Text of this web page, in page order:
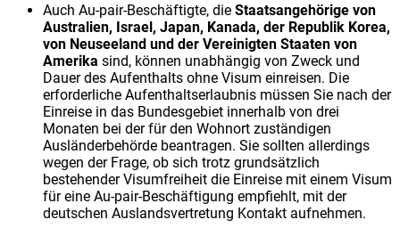
Auch Au-pair-Beschäftigte, die Staatsangehörige von
Australien, Israel, Japan, Kanada, der Republik Korea,
von Neuseeland und der Vereinigten Staaten von
Amerika sind, können unabhängig von Zweck und
Dauer des Aufenthalts ohne Visum einreisen. Die
erforderliche Aufenthaltserlaubnis müssen Sie nach der
Einreise in das Bundesgebiet innerhalb von drei
Monaten bei der für den Wohnort zuständigen
Ausländerbehörde beantragen. Sie sollten allerdings
wegen der Frage, ob sich trotz grundsätzlich
bestehender Visumfreiheit die Einreise mit einem Visum
für eine Au-pair-Beschäftigung empfiehlt, mit der
deutschen Auslandsvertretung Kontakt aufnehmen.